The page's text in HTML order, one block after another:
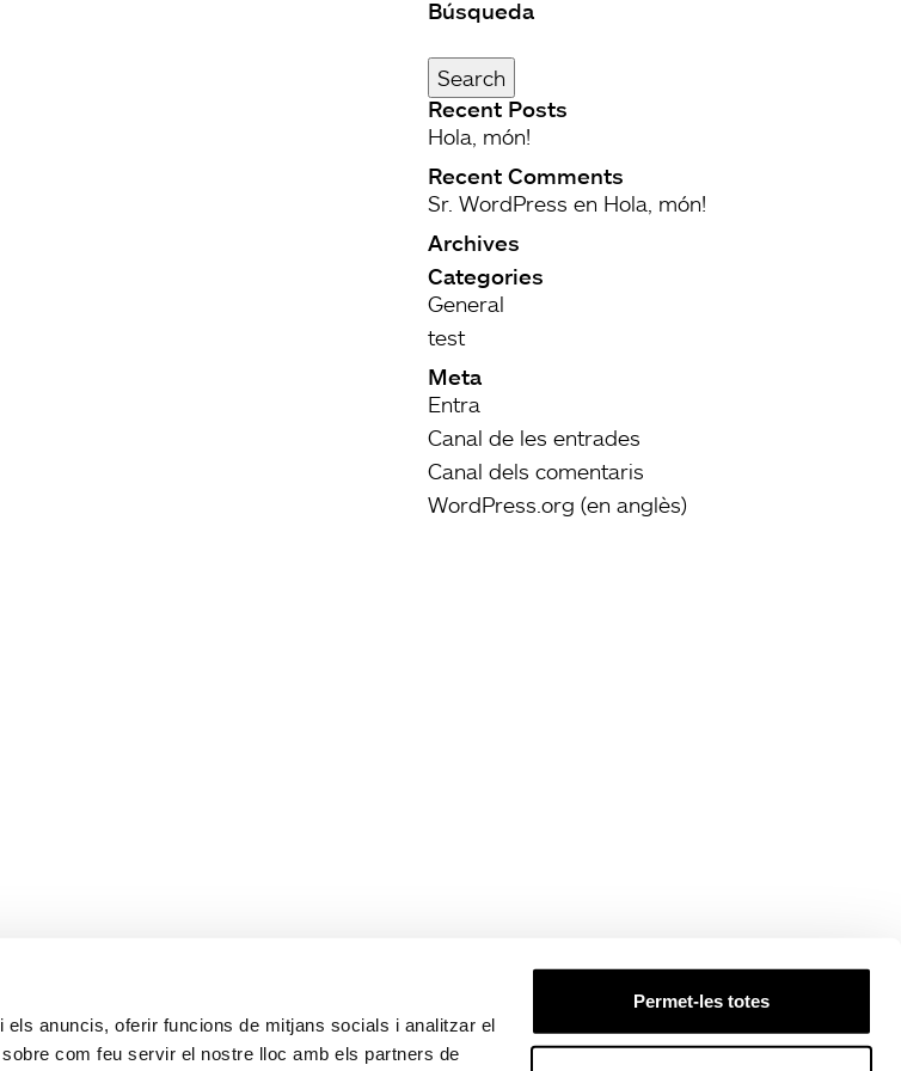
anuncis, oferir funcions de mitjans socials i analitzar el
com feu servir el nostre lloc amb els partners de
Permet-les totes
Búsqueda
for:
Search
Recent Posts
Hola, món!
Recent Comments
Sr. WordPress en Hola, món!
Archives
Categories
General
test
Meta
Entra
Canal de les entrades
Canal dels comentaris
WordPress.org (en anglès)